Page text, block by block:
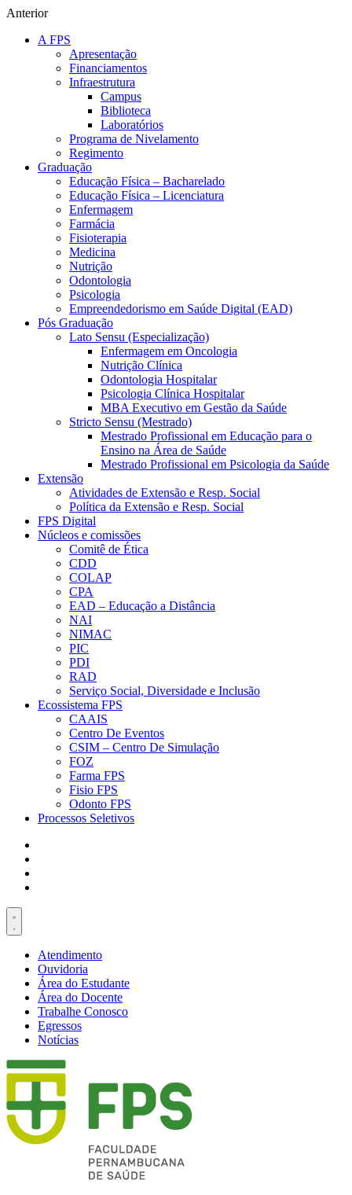
Anterior
A FPS
Apresentação
Financiamentos
Infraestrutura
Campus
Biblioteca
Laboratórios
Programa de Nivelamento
Regimento
Graduação
Educação Física – Bacharelado
Educação Física – Licenciatura
Enfermagem
Farmácia
Fisioterapia
Medicina
Nutrição
Odontologia
Psicologia
Empreendedorismo em Saúde Digital (EAD)
Pós Graduação
Lato Sensu (Especialização)
Enfermagem em Oncologia
Nutrição Clínica
Odontologia Hospitalar
Psicologia Clínica Hospitalar
MBA Executivo em Gestão da Saúde
Stricto Sensu (Mestrado)
Mestrado Profissional em Educação para o
Ensino na Área de Saúde
Mestrado Profissional em Psicologia da Saúde
Extensão
Atividades de Extensão e Resp. Social
Política da Extensão e Resp. Social
FPS Digital
Núcleos e comissões
Comitê de Ética
CDD
COLAP
CPA
EAD – Educação a Distância
NAI
NIMAC
PIC
PDI
RAD
Serviço Social, Diversidade e Inclusão
Ecossistema FPS
CAAIS
Centro De Eventos
CSIM – Centro De Simulação
FOZ
Farma FPS
Fisio FPS
Odonto FPS
Processos Seletivos
Atendimento
Ouvidoria
Área do Estudante
Área do Docente
Trabalhe Conosco
Egressos
Notícias